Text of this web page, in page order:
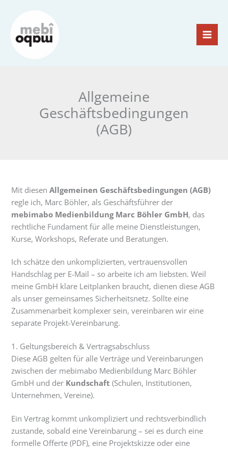
springen
Allgemeine
Geschäftsbedingungen
(AGB)
Mit diesenAllgemeinen Geschäftsbedingungen (AGB)
regle ich, Marc Böhler, als Geschäftsführer der
mebimabo Medienbildung Marc Böhler GmbH, das
rechtliche Fundament für alle meine Dienstleistungen,
Kurse, Workshops, Referate und Beratungen.
Ich schätze den unkomplizierten, vertrauensvollen
Handschlag per E-Mail – so arbeite ich am liebsten. Weil
meine GmbH klare Leitplanken braucht, dienen diese AGB
als unser gemeinsames Sicherheitsnetz. Sollte eine
Zusammenarbeit komplexer sein, vereinbaren wir eine
separate Projekt-Vereinbarung.
1. Geltungsbereich & Vertragsabschluss
Diese AGB gelten für alle Verträge und Vereinbarungen
zwischen der mebimabo Medienbildung Marc Böhler
GmbH und der Kundschaft (Schulen, Institutionen,
Unternehmen, Vereine).
Ein Vertrag kommt unkompliziert und rechtsverbindlich
zustande, sobald eine Vereinbarung – sei es durch eine
formelle Offerte (PDF), eine Projektskizze oder eine